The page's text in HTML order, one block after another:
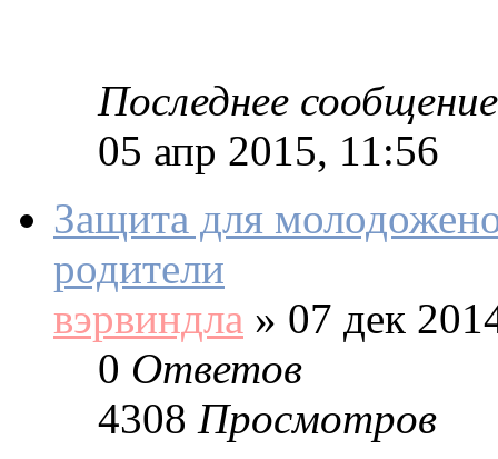
Последнее сообщение
05 апр 2015, 11:56
Защита для
родители
вэрвиндла » 07 дек
0 Ответов
4308 Просмотров